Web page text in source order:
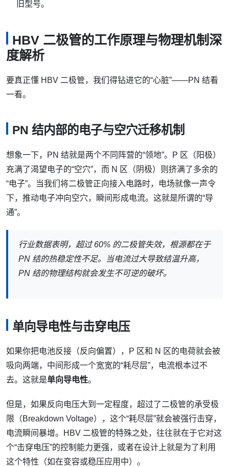
旧型号。
HBV 二极管的工作原理与物理机制深
度解析
要真正懂 HBV 二极管，我们得钻进它的“心脏”——PN 结看
一看。
PN 结内部的电子与空穴迁移机制
想象一下，PN 结就是两个不同阵营的“领地”。P 区（阳极）
充满了渴望电子的“空穴”，而 N 区（阴极）则挤满了多余的
“电子”。当我们将二极管正向接入电路时，电场就像一声令
下，推动电子冲向空穴，瞬间形成电流。这就是所谓的“导
通”。
行业数据表明，超过 60% 的二极管失效，根源都在于
PN 结的热稳定性不足。当电流过大导致结温升高，
PN 结的物理结构就会发生不可逆的破坏。
单向导电性与击穿电压
如果你把电池反接（反向偏置），P 区和 N 区的电荷就会被
吸向两端，中间形成一个宽宽的“耗尽层”，电流根本过不
去。这就是单向导电性。
但是，如果反向电压大到一定程度，超过了二极管的承受极
限（Breakdown Voltage），这个“耗尽层”就会被强行击穿，
电流瞬间暴增。HBV 二极管的特殊之处，往往就在于它对这
个“击穿电压”的控制能力更强，或者在设计上就是为了利用
这个特性（如在变容或稳压应用中）。